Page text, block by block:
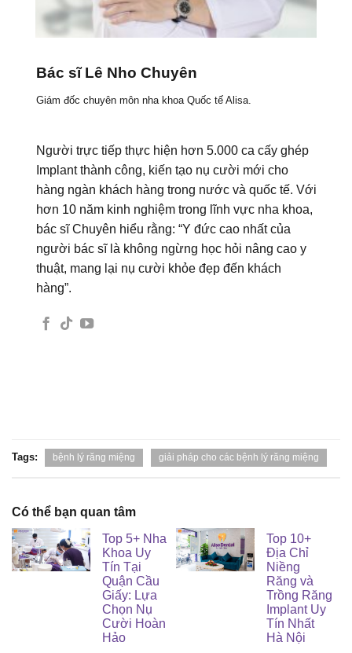
Bác sĩ Lê Nho Chuyên
Giám đốc chuyên môn nha khoa Quốc tế Alisa.
Người trực tiếp thực hiện hơn 5.000 ca cấy ghép
Implant thành công, kiến tạo nụ cười mới cho
hàng ngàn khách hàng trong nước và quốc tế. Với
hơn 10 năm kinh nghiệm trong lĩnh vực nha khoa,
bác sĩ Chuyên hiểu rằng: “Y đức cao nhất của
người bác sĩ là không ngừng học hỏi nâng cao y
thuật, mang lại nụ cười khỏe đẹp đến khách
hàng”.
Tags: bệnh lý răng miệng giải pháp cho các bệnh lý răng miệng
Có thể bạn quan tâm
Top 5+ Nha
Khoa Uy
Tín Tại
Quận Cầu
Giấy: Lựa
Chọn Nụ
Cười Hoàn
Hảo
Top 10+
Địa Chỉ
Niềng
Răng và
Trồng Răng
Implant Uy
Tín Nhất
Hà Nội